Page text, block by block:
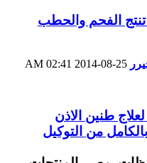
تنتج الفحم والحطب
02:41 AM
طنين الاذن
من التوكيل